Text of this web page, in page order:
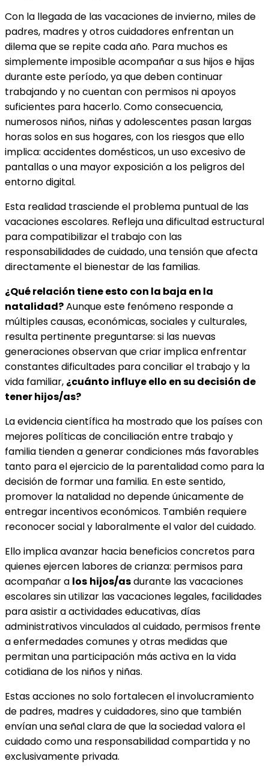
Con la llegada de las vacaciones de invierno, miles de
padres, madres y otros cuidadores enfrentan un
dilema que se repite cada año. Para muchos es
simplemente imposible acompañar a sus hijos e hijas
durante este período, ya que deben continuar
trabajando y no cuentan con permisos ni apoyos
suficientes para hacerlo. Como consecuencia,
numerosos niños, niñas y adolescentes pasan largas
horas solos en sus hogares, con los riesgos que ello
implica: accidentes domésticos, un uso excesivo de
pantallas o una mayor exposición a los peligros del
entorno digital.
Esta realidad trasciende el problema puntual de las
vacaciones escolares. Refleja una dificultad estructural
para compatibilizar el trabajo con las
responsabilidades de cuidado, una tensión que afecta
directamente el bienestar de las familias.
¿Qué relación tiene esto con la baja en la
natalidad?Aunque este fenómeno responde a
múltiples causas, económicas, sociales y culturales,
resulta pertinente preguntarse: si las nuevas
generaciones observan que criar implica enfrentar
constantes dificultades para conciliar el trabajo y la
vida familiar, ¿cuánto influye ello en su decisión de
tener hijos/as?
La evidencia científica ha mostrado que los países con
mejores políticas de conciliación entre trabajo y
familia tienden a generar condiciones más favorables
tanto para el ejercicio de la parentalidad como para la
decisión de formar una familia. En este sentido,
promover la natalidad no depende únicamente de
entregar incentivos económicos. También requiere
reconocer social y laboralmente el valor del cuidado.
Ello implica avanzar hacia beneficios concretos para
quienes ejercen labores de crianza: permisos para
acompañar a los hijos/asdurante las vacaciones
escolares sin utilizar las vacaciones legales, facilidades
para asistir a actividades educativas, días
administrativos vinculados al cuidado, permisos frente
a enfermedades comunes y otras medidas que
permitan una participación más activa en la vida
cotidiana de los niños y niñas.
Estas acciones no solo fortalecen el involucramiento
de padres, madres y cuidadores, sino que también
envían una señal clara de que la sociedad valora el
cuidado como una responsabilidad compartida y no
exclusivamente privada.